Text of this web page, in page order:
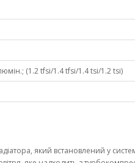
(1.2 tfsi/1.4 tfsi/1.4 tsi/1.2 tsi)
який встановлений у